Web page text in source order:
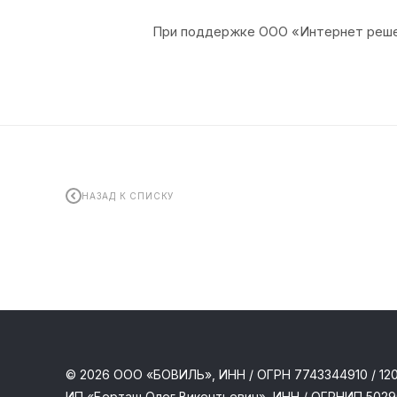
При поддержке ООО «Интернет
НАЗАД К СПИСКУ
© 2026 ООО «БОВИЛЬ», ИНН / ОГРН 7743344910 /